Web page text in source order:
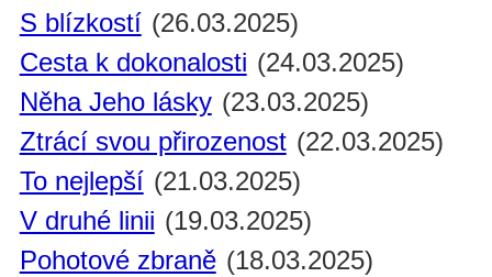
S blízkostí (26.03.2025)
Cesta k dokonalosti (24.03.2025)
Něha Jeho lásky (23.03.2025)
Ztrácí svou přirozenost (22.03.2025)
To nejlepší (21.03.2025)
V druhé linii (19.03.2025)
Pohotové zbraně (18.03.2025)